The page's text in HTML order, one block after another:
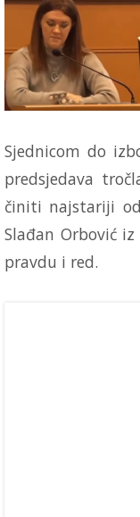
Sjednicom do
predsjedava
činiti najstariji
Slađan Orbović
pravdu i red.